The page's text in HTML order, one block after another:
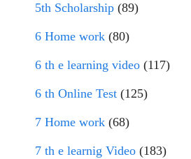
5th Scholarship (89)
6 Home work (80)
6 th e learning video (117)
6 th Online Test (125)
7 Home work (68)
7 th e learnig Video (183)